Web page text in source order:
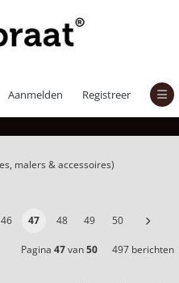
Aanmelden Registreer
malers & accessoires)
46 47 48 49 50
Pagina 47van50 497 berichten